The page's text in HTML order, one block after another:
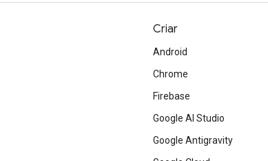
Criar
Android
Chrome
Firebase
Google AI Studio
Google Antigravity